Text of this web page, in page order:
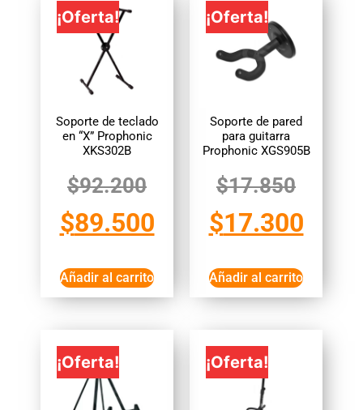
¡Oferta!
Soporte de teclado
en “X” Prophonic
XKS302B
$92.200
$89.500
Añadir al carrito
¡Oferta!
Soporte de pared
para guitarra
Prophonic XGS905B
$17.850
$17.300
Añadir al carrito
¡Oferta! ¡Oferta!